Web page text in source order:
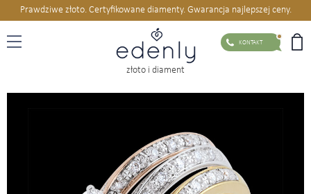
Prawdziwe złoto. Certyfikowane diamenty. Gwarancja najlepszej ceny.
KONTAKT
złoto i diament